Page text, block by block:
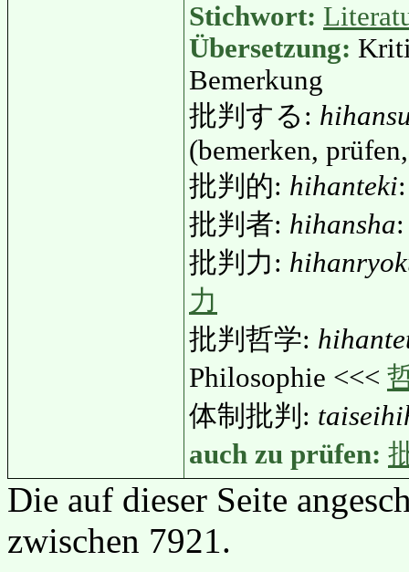
Stichwort:
Übersetzung:
Bemerkung
批判する:
(bemerken,
批判的: hihanteki
批判者: hihansha
批判力:
力
批判哲学:
Philosophie <<<
体制批判:
auch zu prüfen:
Die auf dieser Seite
zwischen 7921.